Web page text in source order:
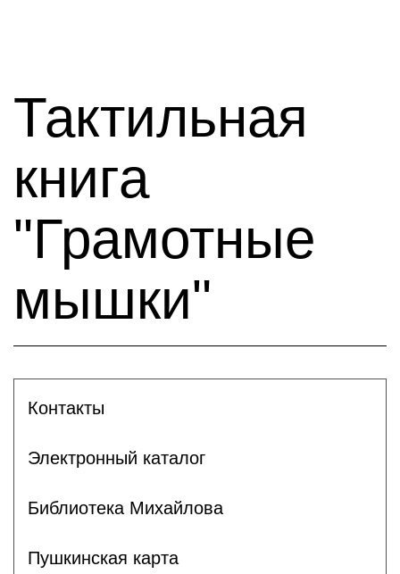
Тактильная
книга
"Грамотные
мышки"
Контакты
Электронный каталог
Библиотека Михайлова
Пушкинская карта